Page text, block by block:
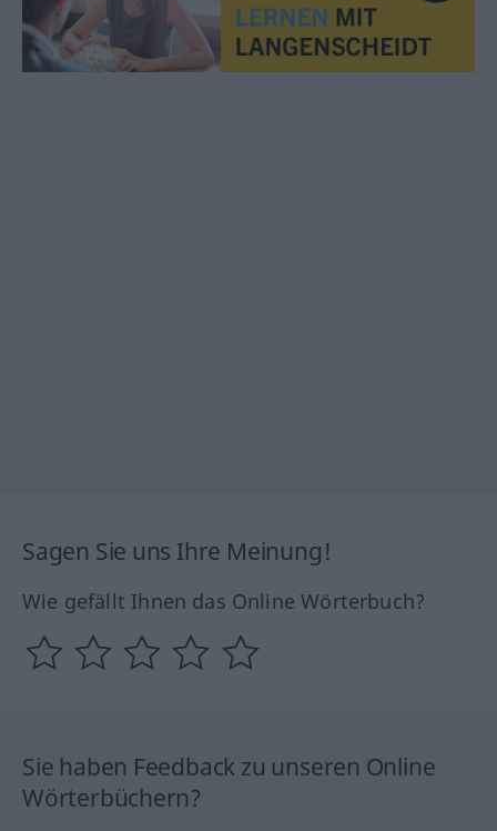
Sagen Sie uns Ihre Meinung!
Wie gefällt Ihnen das Online Wörterbuch?
Sie haben Feedback zu unseren Online
Wörterbüchern?